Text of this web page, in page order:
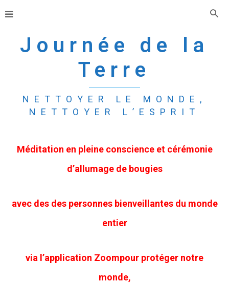
Journée de la
Terre
NETTOYER LE MONDE,
NETTOYER L’ESPRIT
Méditation en pleine conscience et cérémonie
d’allumage de bougies
avec des des personnes bienveillantes du monde
entier
via l’application Zoompour protéger notre
monde,